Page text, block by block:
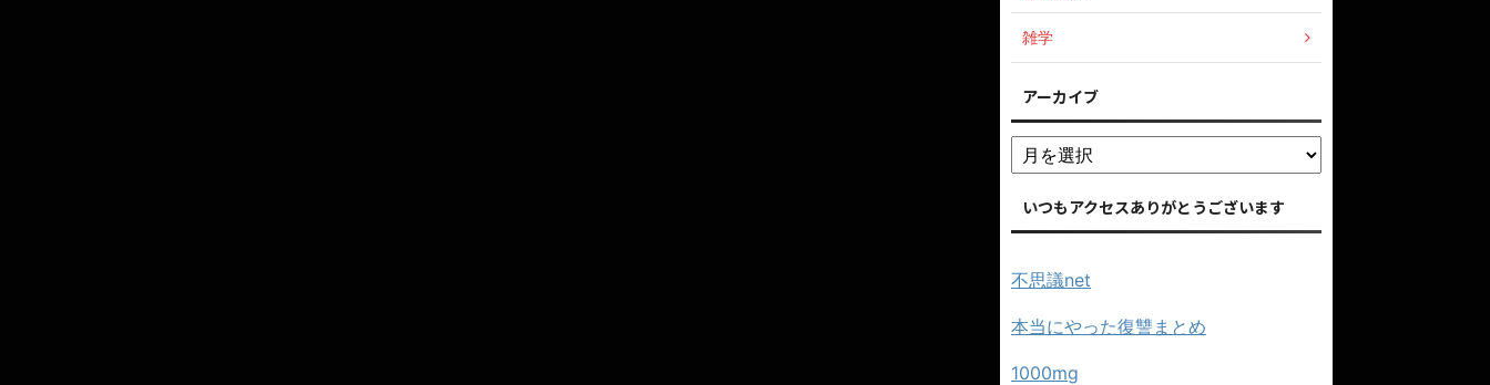
雑学
アーカイブ
いつもアクセスありがとうございます
不思議net
本当にやった復讐まとめ
1000mg